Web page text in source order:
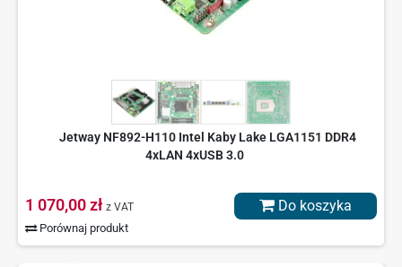
Jetway NF892-H110 Intel Kaby Lake LGA1151 DDR4
4xLAN 4xUSB 3.0
1 070,00 zł z VAT
Porównaj produkt
Do koszyka